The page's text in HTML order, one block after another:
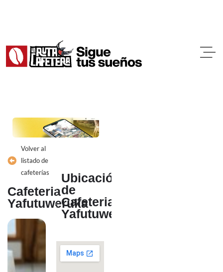
Volver al
listado de
cafeterías
Cafeteria
Yafutuweruka
Ubicación
de
Cafeteria
Yafutuweruka